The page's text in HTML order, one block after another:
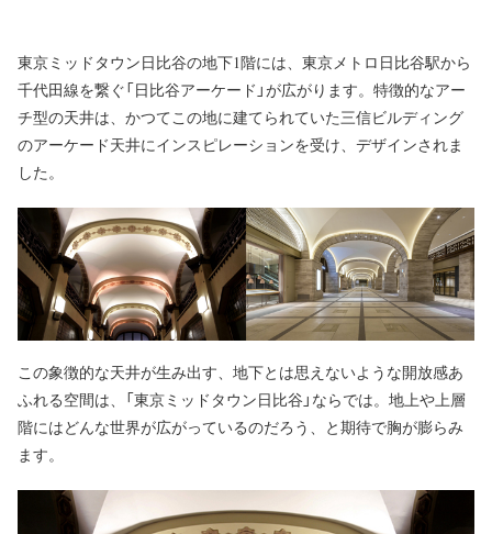
東京ミッドタウン日比谷の地下1階には、東京メトロ日比谷駅から
千代田線を繋ぐ「日比谷アーケード」が広がります。特徴的なアー
チ型の天井は、かつてこの地に建てられていた三信ビルディング
のアーケード天井にインスピレーションを受け、デザインされま
した。
この象徴的な天井が生み出す、地下とは思えないような開放感あ
ふれる空間は、「東京ミッドタウン日比谷」ならでは。地上や上層
階にはどんな世界が広がっているのだろう、と期待で胸が膨らみ
ます。